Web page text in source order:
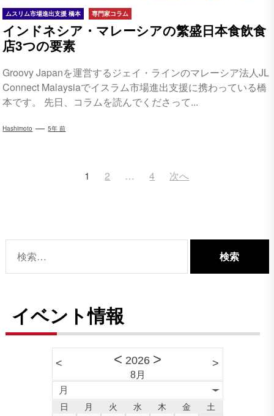
ムスリム市場進出支援 橋本 専門家コラム
インドネシア・マレーシアの繁盛日本食飲食
店3つの要素
Groovy Japanを運営するジェイ・ラインのマレーシア法人JL
Connect Malaysiaでイスラム市場進出支援に携わっている橋
本です。 先日、コラムを読んでくださって...
Hashimoto 5年 前
ゲ
シ
ン
1 2 … 4 次へ
索:
イベント情報
< < 2026 >
8月
>
月
日 月 火 水 木 金 土